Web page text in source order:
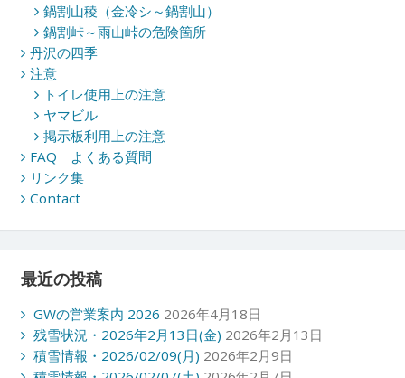
鍋割山稜（金冷シ～鍋割山）
鍋割峠～雨山峠の危険箇所
丹沢の四季
注意
トイレ使用上の注意
ヤマビル
掲示板利用上の注意
FAQ よくある質問
リンク集
Contact
最近の投稿
GWの営業案内 2026 2026年4月18日
残雪状況・2026年2月13日(金) 2026年2月13日
積雪情報・2026/02/09(月) 2026年2月9日